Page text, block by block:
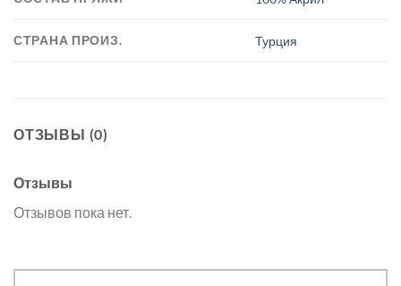
СТРАНА ПРОИЗ. Турция
ОТЗЫВЫ (0)
Отзывы
Отзывов пока нет.